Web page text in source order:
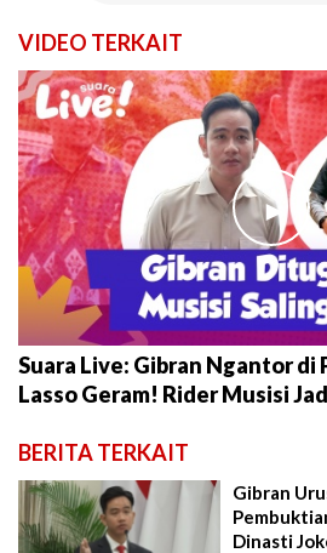
VIDEO TERKAIT
►
Suara Live: Gibran Ngantor di
Lasso Geram! Rider Musisi
BERITA TERKAIT
Gibran
Dinasti